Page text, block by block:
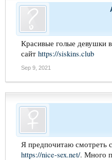
Красивые голые девушки
сайт https://siskins.club
Sep 9, 2021
Я предпочитаю смотреть
https://nice-sex.net/. Много